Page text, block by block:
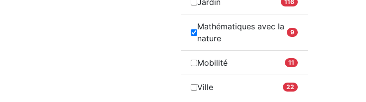
Jardin 116
Mathématiques avec la
nature
9
Mobilité 11
Ville 22